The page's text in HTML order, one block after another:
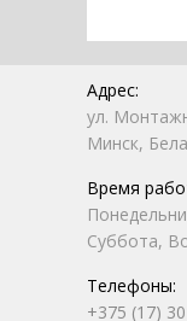
Адрес:
ул.
Минск,
Время
Суббота,
Телефоны:
+375 (17)